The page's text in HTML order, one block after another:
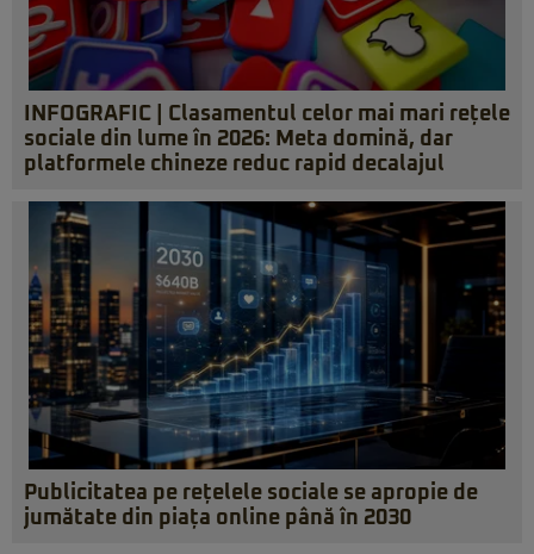
INFOGRAFIC | Clasamentul celor mai mari rețele
sociale din lume în 2026: Meta domină, dar
platformele chineze reduc rapid decalajul
Publicitatea pe rețelele sociale se apropie de
jumătate din piața online până în 2030